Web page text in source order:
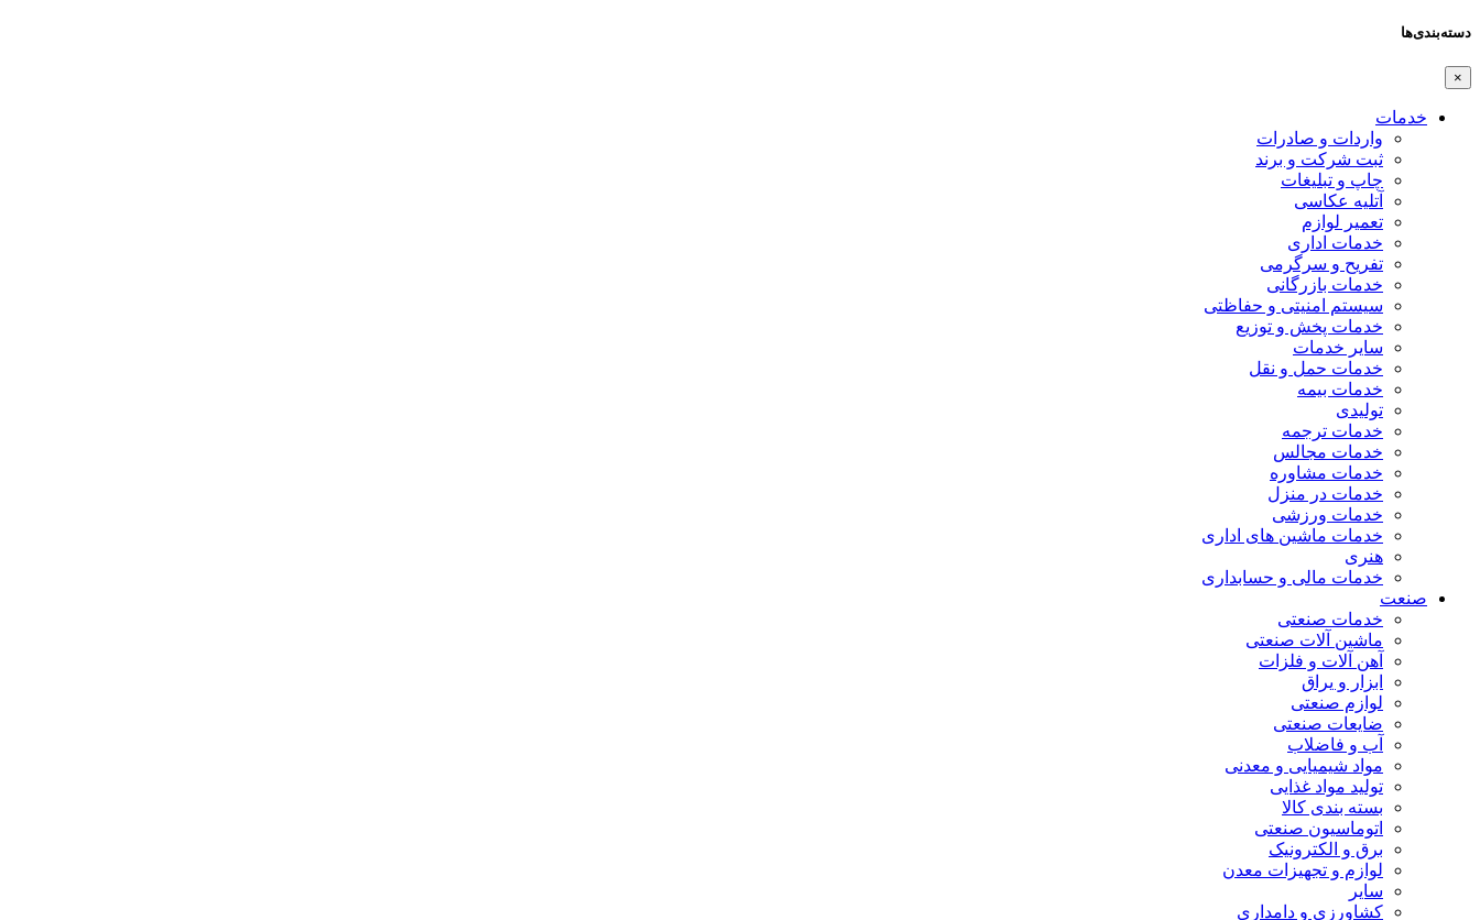
دسته‌بندی‌ها
×
خدمات
واردات و صادرات
ثبت شرکت و برند
چاپ و تبلیغات
آتلیه عکاسی
تعمیر لوازم
خدمات اداری
تفریح و سرگرمی
خدمات بازرگانی
سیستم امنیتی و حفاظتی
خدمات پخش و توزیع
سایر خدمات
خدمات حمل و نقل
خدمات بیمه
تولیدی
خدمات ترجمه
خدمات مجالس
خدمات مشاوره
خدمات در منزل
خدمات ورزشی
خدمات ماشین های اداری
هنری
خدمات مالی و حسابداری
صنعت
خدمات صنعتی
ماشین آلات صنعتی
آهن آلات و فلزات
ابزار و یراق
لوازم صنعتی
ضایعات صنعتی
آب و فاضلاب
مواد شیمیایی و معدنی
تولید مواد غذایی
بسته بندی کالا
اتوماسیون صنعتی
برق و الکترونیک
لوازم و تجهیزات معدن
سایر
کشاورزی و دامداری